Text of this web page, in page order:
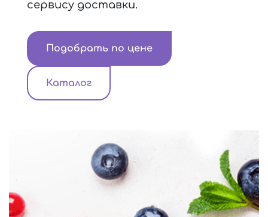
сервису доставки.
Подобрать по цене
Каталог